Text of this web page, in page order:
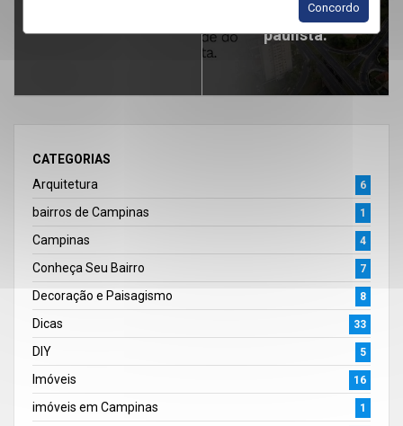
Concordo
cidade do interior
paulista.
CATEGORIAS
Arquitetura
6
bairros de Campinas 1
Campinas 4
Conheça Seu Bairro 7
Decoração e Paisagismo 8
Dicas 33
DIY 5
Imóveis 16
imóveis em Campinas 1